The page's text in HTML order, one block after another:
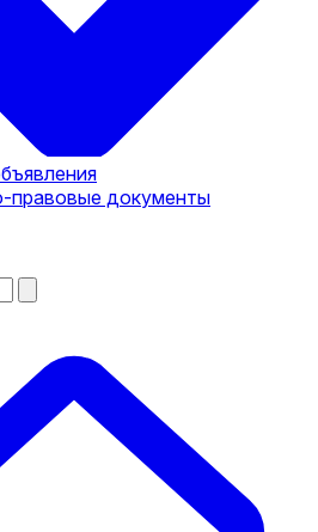
правовые документы